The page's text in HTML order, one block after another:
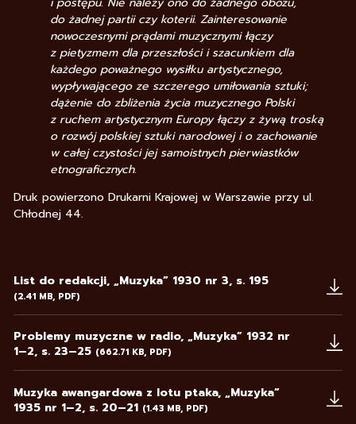
do żadnej partii czy koterii. Zainteresowanie
nowoczesnymi prądami muzycznymi łączy
z pietyzmem dla przeszłości i szacunkiem dla
każdego poważnego wysiłku artystycznego,
wypływającego ze szczerego umiłowania sztuki;
dążenie do zbliżenia życia muzycznego Polski
z ruchem artystycznym Europy łączy z żywą troską
o rozwój polskiej sztuki narodowej i o zachowanie
w całej czystości jej samoistnych pierwiastków
etnograficznych.
Druk powierzono Drukarni Krajowej w Warszawie przy ul.
Chłodnej 44.
List do redakcji, „Muzyka” 1930 nr 3, s. 195
(2.41 MB, PDF)
Uwaga, link zostanie otwarty w nowym oknie
Problemy muzyczne w radio, „Muzyka” 1932 nr
1–2, s. 23–25 (662.71 KB, PDF)
Uwaga, link zostanie otwarty w nowym oknie
Muzyka awangardowa z lotu ptaka, „Muzyka”
1935 nr 1–2, s. 20–21 (1.43 MB, PDF)